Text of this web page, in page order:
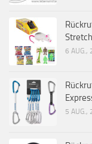
6 AUG.,
5 AUG.,